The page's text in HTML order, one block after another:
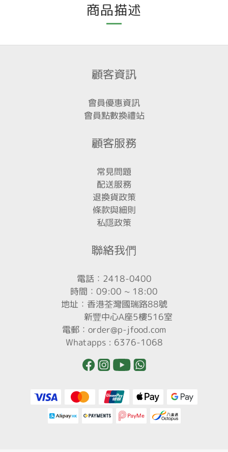
商品描述
顧客資訊
會員優惠資訊
會員點數換禮站
顧客服務
常見問題
配送服務
退換貨政策
條款與細則
私隱政策
聯絡我們
電話：2418-0400
時間：09:00 ~ 18:00
地址：香港荃灣國瑞路88號
新豐中心A座5樓516室
電郵：order@p-jfood.com
Whatapps : 6376-1068